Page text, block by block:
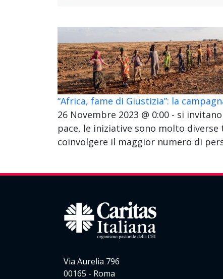
“Africa, fame di Giustizia”: la
26 Novembre 2023 @ 0:00 - si
pace, le iniziative sono molto
coinvolgere il maggior numero di
Via Aurelia 796
00165 - Roma